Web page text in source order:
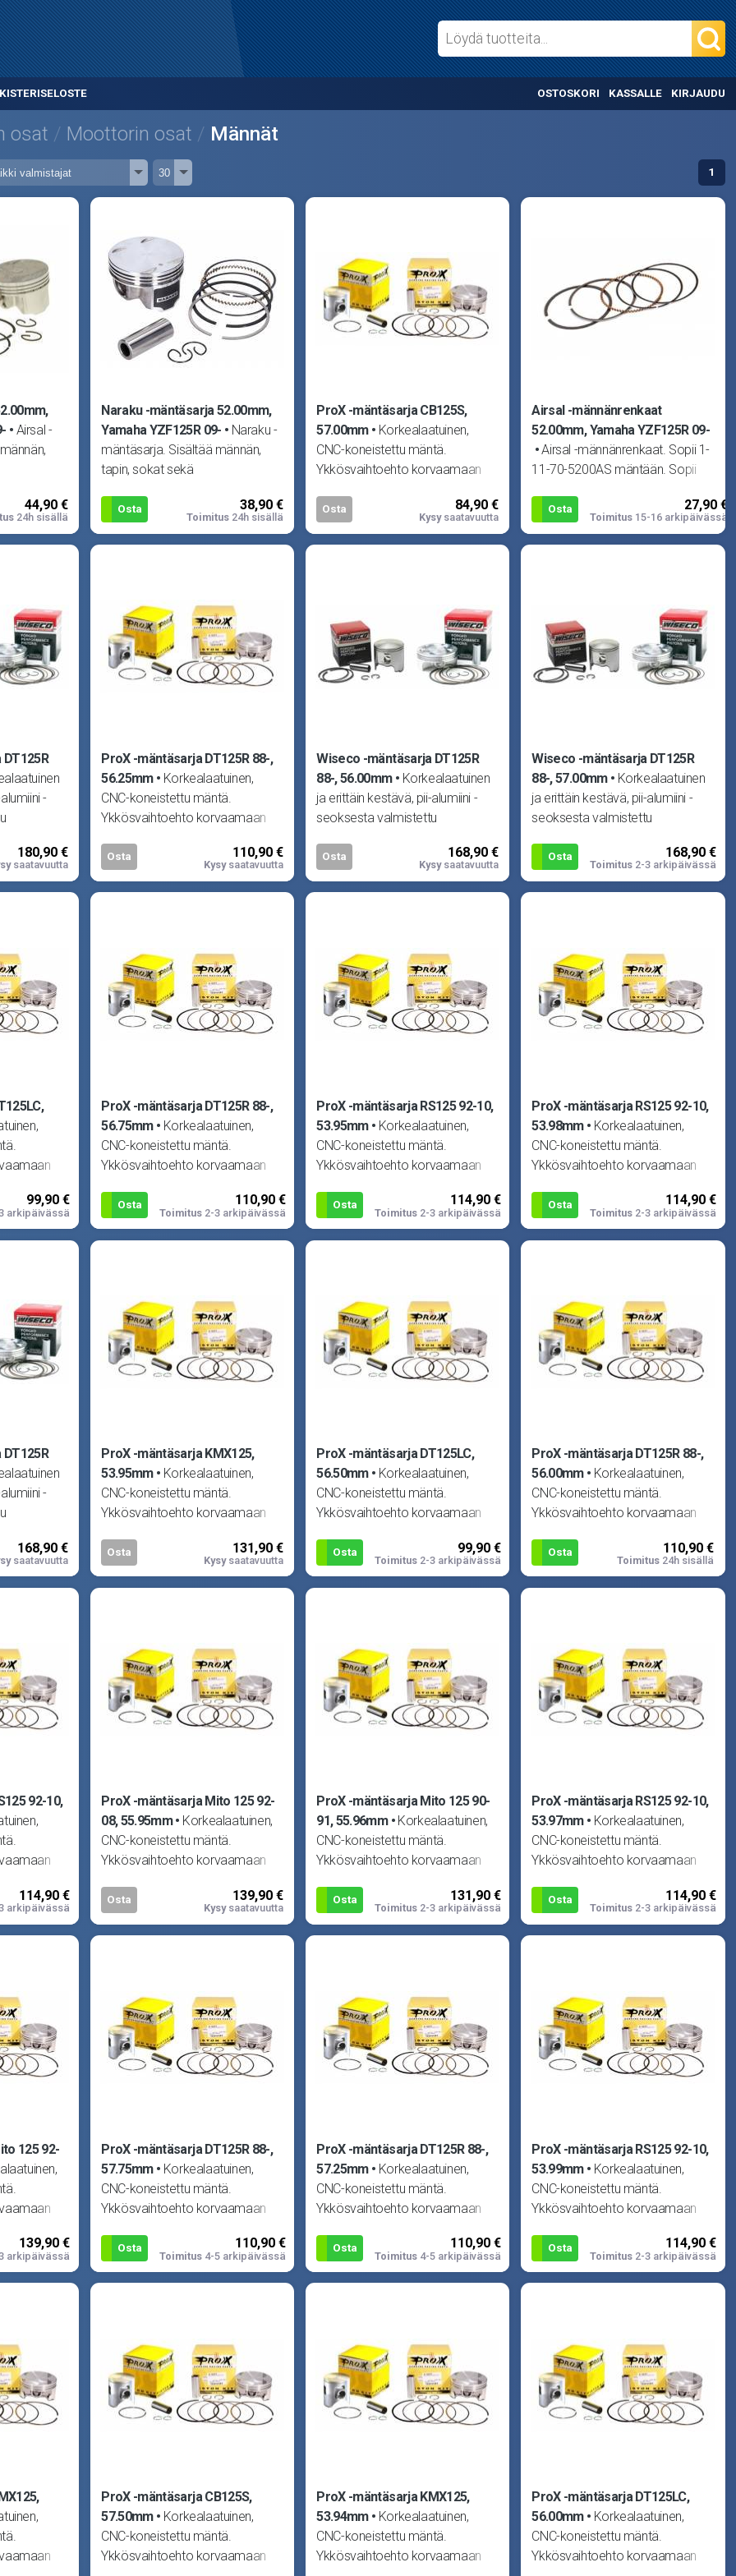
OSTOSKORI KASSALLE KIRJAUDU
osat Moottorin osat Männät
1
Airsal -
44,90 €
24h sisällä
Naraku -mäntäsarja 52.00mm,
Yamaha YZF125R 09-
Naraku -
mäntäsarja. Sisältää männän,
tapin, sokat sekä
125cc, Beta R
Osta 38,90 €
Toimitus24h sisällä
ProX -mäntäsarja CB125S,
57.00mm
Korkealaatuinen,
CNC-koneistettu mäntä.
Ykkösvaihtoehto korvaamaan
tahansa moottorissa.
Osta 84,90 €
Kysysaatavuutta
Airsal -männänrenkaat
52.00mm, Yamaha YZF125R 09-
Airsal -männänrenkaat. Sopii 1-
11-70-5200AS mäntään. Sopii
09- ja YZF125R 09-.
Osta 27,90 €
Toimitus15-16 arkipäivässä
-
180,90 €
saatavuutta
ProX -mäntäsarja DT125R 88-,
56.25mm
Korkealaatuinen,
CNC-koneistettu mäntä.
Ykkösvaihtoehto korvaamaan
tahansa moottorissa.
Osta 110,90 €
Kysysaatavuutta
Wiseco -mäntäsarja DT125R
88-, 56.00mm
Korkealaatuinen
ja erittäin kestävä, pii-alumiini -
seoksesta valmistettu
vaativille kuskeil
Osta 168,90 €
Kysysaatavuutta
Wiseco -mäntäsarja DT125R
88-, 57.00mm
Korkealaatuinen
ja erittäin kestävä, pii-alumiini -
seoksesta valmistettu
vaativille kuskeil
Osta 168,90 €
Toimitus2-3 arkipäivässä
99,90 €
arkipäivässä
ProX -mäntäsarja DT125R 88-,
56.75mm
Korkealaatuinen,
CNC-koneistettu mäntä.
Ykkösvaihtoehto korvaamaan
tahansa moottorissa.
Osta 110,90 €
Toimitus2-3 arkipäivässä
ProX -mäntäsarja RS125 92-10,
53.95mm
Korkealaatuinen,
CNC-koneistettu mäntä.
Ykkösvaihtoehto korvaamaan
tahansa moottorissa.
Osta 114,90 €
Toimitus2-3 arkipäivässä
ProX -mäntäsarja RS125 92-10,
53.98mm
Korkealaatuinen,
CNC-koneistettu mäntä.
Ykkösvaihtoehto korvaamaan
tahansa moottorissa.
Osta 114,90 €
Toimitus2-3 arkipäivässä
-
168,90 €
saatavuutta
ProX -mäntäsarja KMX125,
53.95mm
Korkealaatuinen,
CNC-koneistettu mäntä.
Ykkösvaihtoehto korvaamaan
tahansa moottorissa.
Osta 131,90 €
Kysysaatavuutta
ProX -mäntäsarja DT125LC,
56.50mm
Korkealaatuinen,
CNC-koneistettu mäntä.
Ykkösvaihtoehto korvaamaan
tahansa moottorissa.
Osta 99,90 €
Toimitus2-3 arkipäivässä
ProX -mäntäsarja DT125R 88-,
56.00mm
Korkealaatuinen,
CNC-koneistettu mäntä.
Ykkösvaihtoehto korvaamaan
tahansa moottorissa.
Osta 110,90 €
Toimitus 24h sisällä
92-10,
114,90 €
arkipäivässä
ProX -mäntäsarja Mito 125 92-
08, 55.95mm
Korkealaatuinen,
CNC-koneistettu mäntä.
Ykkösvaihtoehto korvaamaan
tahansa moottorissa.
Osta 139,90 €
Kysysaatavuutta
ProX -mäntäsarja Mito 125 90-
91, 55.96mm
Korkealaatuinen,
CNC-koneistettu mäntä.
Ykkösvaihtoehto korvaamaan
tahansa moottorissa.
Osta 131,90 €
Toimitus2-3 arkipäivässä
ProX -mäntäsarja RS125 92-10,
53.97mm
Korkealaatuinen,
CNC-koneistettu mäntä.
Ykkösvaihtoehto korvaamaan
tahansa moottorissa.
Osta 114,90 €
Toimitus2-3 arkipäivässä
125 92-
139,90 €
arkipäivässä
ProX -mäntäsarja DT125R 88-,
57.75mm
Korkealaatuinen,
CNC-koneistettu mäntä.
Ykkösvaihtoehto korvaamaan
tahansa moottorissa.
Osta 110,90 €
Toimitus4-5 arkipäivässä
ProX -mäntäsarja DT125R 88-,
57.25mm
Korkealaatuinen,
CNC-koneistettu mäntä.
Ykkösvaihtoehto korvaamaan
tahansa moottorissa.
Osta 110,90 €
Toimitus4-5 arkipäivässä
ProX -mäntäsarja RS125 92-10,
53.99mm
Korkealaatuinen,
CNC-koneistettu mäntä.
Ykkösvaihtoehto korvaamaan
tahansa moottorissa.
Osta 114,90 €
Toimitus2-3 arkipäivässä
ProX -mäntäsarja CB125S,
57.50mm
Korkealaatuinen,
CNC-koneistettu mäntä.
Ykkösvaihtoehto korvaamaan
ProX -mäntäsarja KMX125,
53.94mm
Korkealaatuinen,
CNC-koneistettu mäntä.
Ykkösvaihtoehto korvaamaan
ProX -mäntäsarja DT125LC,
56.00mm
Korkealaatuinen,
CNC-koneistettu mäntä.
Ykkösvaihtoehto korvaamaan